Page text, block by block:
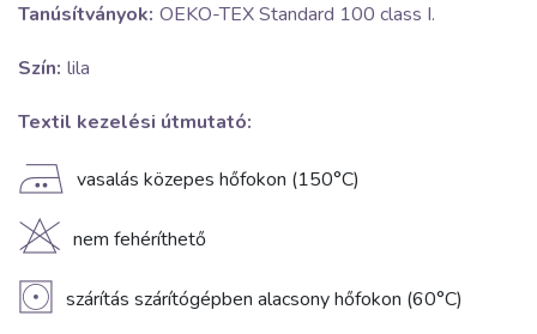
Tanúsítványok: OEKO-TEX Standard 100 class I.
Szín: lila
Textil kezelési útmutató:
E vasalás közepes hőfokon (150°C)
H nem fehéríthető
V szárítás szárítógépben alacsony hőfokon (60°C)